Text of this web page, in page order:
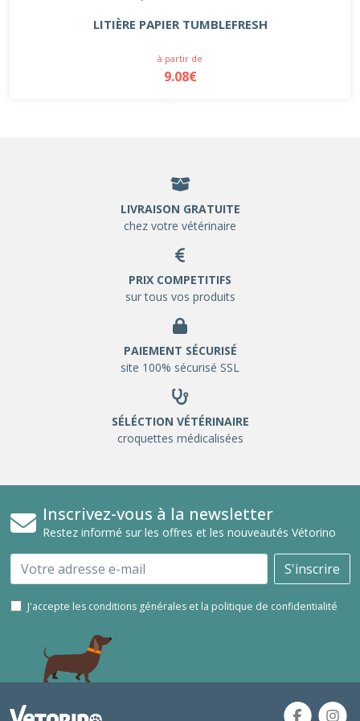
LITIÈRE PAPIER TUMBLEFRESH
à partir de
9.08€
LIVRAISON GRATUITE
chez votre vétérinaire
PRIX COMPETITIFS
sur tous vos produits
PAIEMENT SÉCURISÉ
site 100% sécurisé SSL
SÉLÉCTION VÉTÉRINAIRE
croquettes médicalisées
Inscrivez-vous à la newsletter
Restez informé sur les offres et les nouveautés Vétorino
Email S'inscrire
J'accepte les conditions générales et la politique de confidentialité